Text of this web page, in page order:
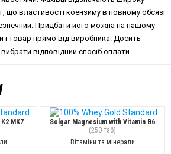
що властивості коензиму в повному обсязі
Придбати його можна на нашому
і товар прямо від виробника. Досить
відповідний спосіб оплати.
MK7
Solgar Magnesium with Vitamin B6
(250 таб)
Вітаміни та мінерали